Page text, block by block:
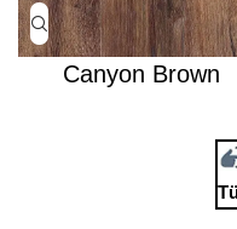
Canyon Brown